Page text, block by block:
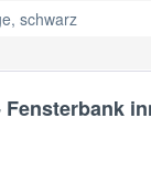
schwarz